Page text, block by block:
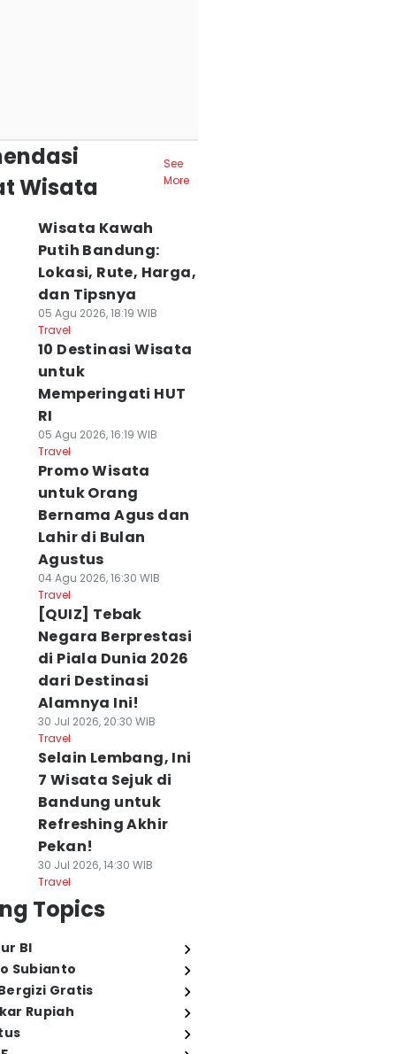
Wisata
See
More
Wisata Kawah
Putih Bandung:
Lokasi, Rute, Harga,
dan Tipsnya
05 Agu 2026, 18:19 WIB
Travel
10 Destinasi Wisata
untuk
Memperingati HUT
RI
05 Agu 2026, 16:19 WIB
Travel
Promo Wisata
untuk Orang
Bernama Agus dan
Lahir di Bulan
Agustus
04 Agu 2026, 16:30 WIB
Travel
[QUIZ] Tebak
Negara Berprestasi
di Piala Dunia 2026
dari Destinasi
Alamnya Ini!
30 Jul 2026, 20:30 WIB
Travel
Selain Lembang, Ini
7 Wisata Sejuk di
Bandung untuk
Refreshing Akhir
Pekan!
30 Jul 2026, 14:30 WIB
Travel
Topics
BI
Subianto
Gratis
Rupiah